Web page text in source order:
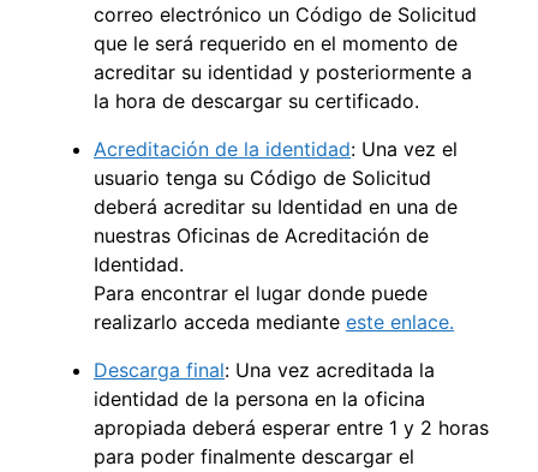
correo electrónico un Código de Solicitud
que le será requerido en el momento de
acreditar su identidad y posteriormente a
la hora de descargar su certificado.
Acreditación de la identidad: Una vez el
usuario tenga su Código de Solicitud
deberá acreditar su Identidad en una de
nuestras Oficinas de Acreditación de
Identidad.
Para encontrar el lugar donde puede
realizarlo acceda mediante este enlace.
Descarga final: Una vez acreditada la
identidad de la persona en la oficina
apropiada deberá esperar entre 1 y 2 horas
para poder finalmente descargar el